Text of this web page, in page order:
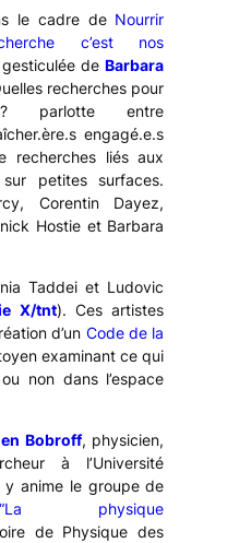
le cadre de Nourrir
c’est nos
deBarbara
recherches pour
parlotte entre
engagé.e.s
recherches liés aux
petites surfaces.
Corentin Dayez,
Hostie et Barbara
Taddei et Ludovic
X/tnt). Ces artistes
d’un Code de la
examinant ce qui
non dans l’espace
Bobroff, physicien,
à l’Université
y anime le groupe de
“La physique
de Physique des